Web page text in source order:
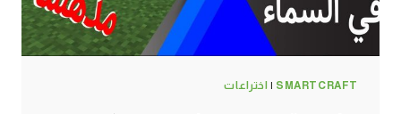
SMARTCRAFT
| اختراعات